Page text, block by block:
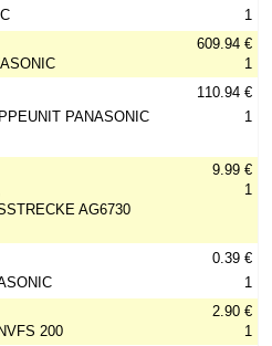
1
609.94 €
1
PANASONIC
110.94 €
1
AG6730
9.99 €
1
0.39 €
1
200
2.90 €
1